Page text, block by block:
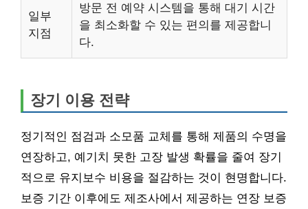
일부
지점
방문 전 예약 시스템을 통해 대기 시간
을 최소화할 수 있는 편의를 제공합니
다.
장기 이용 전략
정기적인 점검과 소모품 교체를 통해 제품의 수명을
연장하고, 예기치 못한 고장 발생 확률을 줄여 장기
적으로 유지보수 비용을 절감하는 것이 현명합니다.
보증 기간 이후에도 제조사에서 제공하는 연장 보증